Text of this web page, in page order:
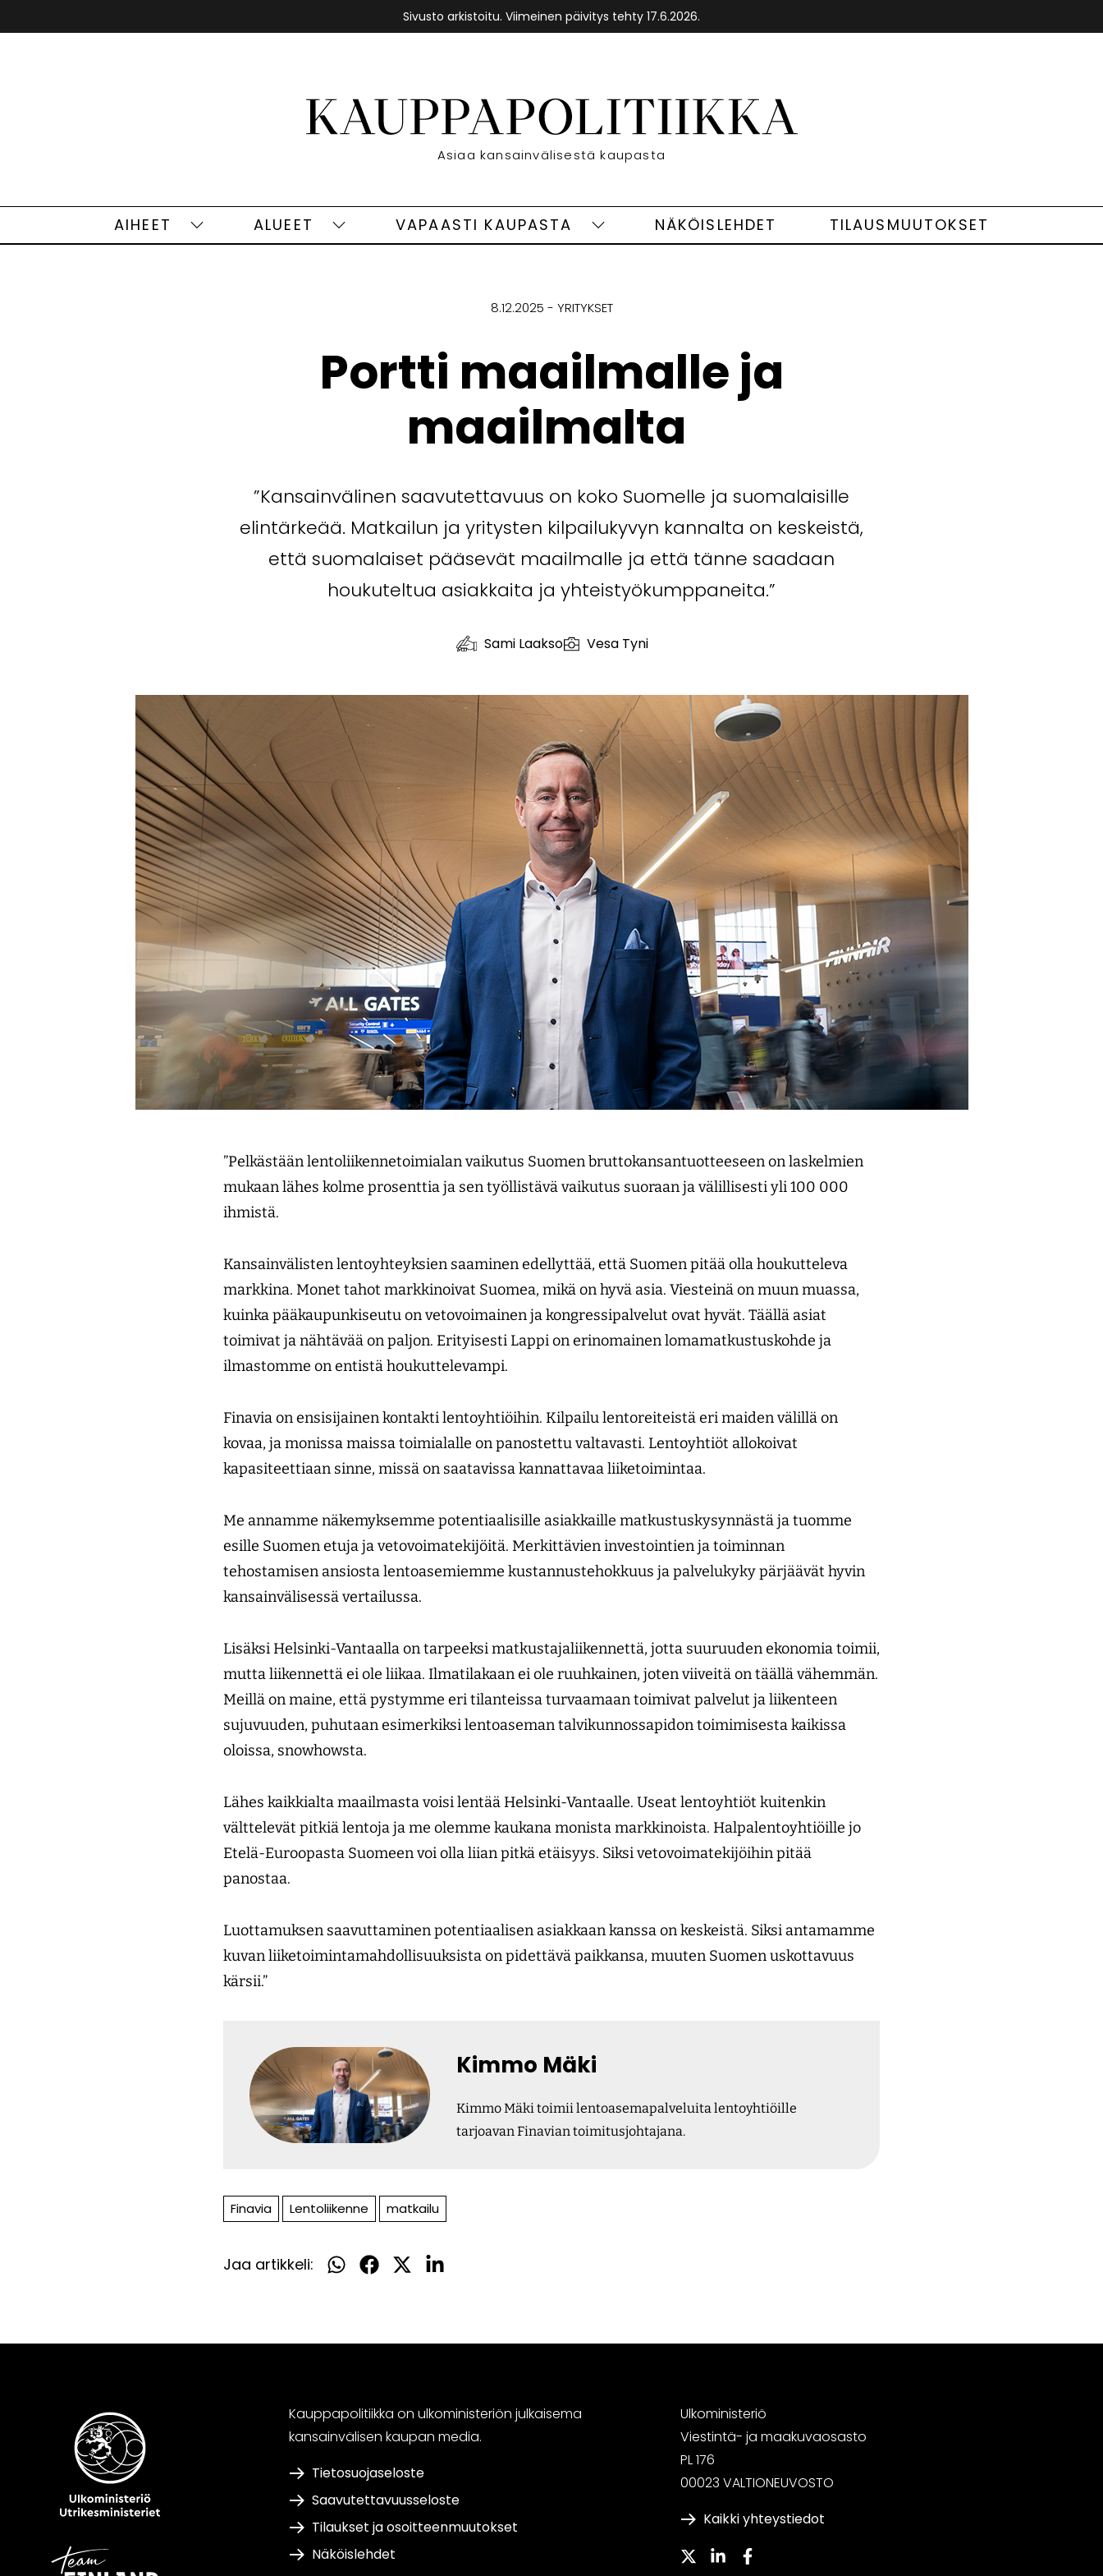
Sivusto arkistoitu. Viimeinen päivitys tehty 17.6.2026.
Etusivu
Asiaa kansainvälisestä kaupasta
AIHEET
Aiheet
ALUEET
Alueet
VAPAASTI KAUPASTA
VapaastiNÄKÖISLEHDET TILAUSMUUTOKSET
8.12.2025 YRITYKSET
Portti maailmalle ja
maailmalta
”Kansainvälinen saavutettavuus on koko Suomelle ja suomalaisille
elintärkeää. Matkailun ja yritysten kilpailukyvyn kannalta on keskeistä,
että suomalaiset pääsevät maailmalle ja että tänne saadaan
houkuteltua asiakkaita ja yhteistyökumppaneita.”
Sami Laakso Vesa Tyni
”Pelkästään lentoliikennetoimialan vaikutus Suomen bruttokansantuotteeseen on laskelmien
mukaan lähes kolme prosenttia ja sen työllistävä vaikutus suoraan ja välillisesti yli 100 000
ihmistä.
Kansainvälisten lentoyhteyksien saaminen edellyttää, että Suomen pitää olla houkutteleva
markkina. Monet tahot markkinoivat Suomea, mikä on hyvä asia. Viesteinä on muun muassa,
kuinka pääkaupunkiseutu on vetovoimainen ja kongressipalvelut ovat hyvät. Täällä asiat
toimivat ja nähtävää on paljon. Erityisesti Lappi on erinomainen lomamatkustuskohde ja
ilmastomme on entistä houkuttelevampi.
Finavia on ensisijainen kontakti lentoyhtiöihin. Kilpailu lentoreiteistä eri maiden välillä on
kovaa, ja monissa maissa toimialalle on panostettu valtavasti. Lentoyhtiöt allokoivat
kapasiteettiaan sinne, missä on saatavissa kannattavaa liiketoimintaa.
Me annamme näkemyksemme potentiaalisille asiakkaille matkustuskysynnästä ja tuomme
esille Suomen etuja ja vetovoimatekijöitä. Merkittävien investointien ja toiminnan
tehostamisen ansiosta lentoasemiemme kustannustehokkuus ja palvelukyky pärjäävät hyvin
kansainvälisessä vertailussa.
Lisäksi Helsinki-Vantaalla on tarpeeksi matkustajaliikennettä, jotta suuruuden ekonomia toimii,
mutta liikennettä ei ole liikaa. Ilmatilakaan ei ole ruuhkainen, joten viiveitä on täällä vähemmän.
Meillä on maine, että pystymme eri tilanteissa turvaamaan toimivat palvelut ja liikenteen
sujuvuuden, puhutaan esimerkiksi lentoaseman talvikunnossa­pidon toimimisesta kaikissa
oloissa, snowhowsta.
Lähes kaikkialta maailmasta voisi lentää Helsinki-Vantaalle. Useat lentoyhtiöt kuitenkin
välttelevät pitkiä lentoja ja me olemme kaukana monista markkinoista. Halpalentoyhtiöille jo
Etelä-Euroopasta Suomeen voi olla liian pitkä etäisyys. Siksi vetovoimatekijöihin pitää
panostaa.
Luottamuksen saavuttaminen potentiaalisen asiakkaan kanssa on keskeistä. Siksi antamamme
kuvan liiketoimintamahdollisuuksista on pidettävä paikkansa, muuten Suomen uskottavuus
kärsii.”
Kimmo Mäki
Kimmo Mäki toimii lentoasemapalveluita lentoyhtiöille
tarjoavan Finavian toimitusjohtajana.
Finavia Lentoliikenne matkailu
Jaa artikkeli:
Jaa
Jaa
Jaa
Jaa
Kauppapolitiikka on ulkoministeriön julkaisema
kansainvälisen kaupan media.
Tietosuojaseloste
Saavutettavuusseloste
Tilaukset ja osoitteenmuutokset
Näköislehdet
Ulkoministeriö
Viestintä- ja maakuvaosasto
PL 176
00023 VALTIONEUVOSTO
Kaikki yhteystiedot